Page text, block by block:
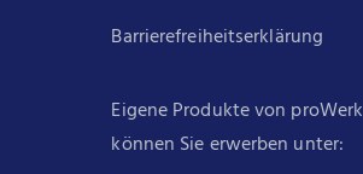
Barrierefreiheitserklärung
Eigene Produkte von proWerk
können Sie erwerben unter: